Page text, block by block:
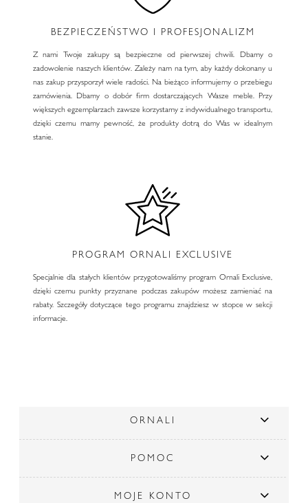
BEZPIECZEŃSTWO I PROFESJONALIZM
Z nami Twoje zakupy są bezpieczne od pierwszej chwili. Dbamy o
zadowolenie naszych klientów. Zależy nam na tym, aby każdy dokonany u
nas zakup przysporzył wiele radości. Na bieżąco informujemy o przebiegu
zamówienia. Dbamy o dobór firm dostarczających Wasze meble. Przy
większych egzemplarzach zawsze korzystamy z indywidualnego transportu,
dzięki czemu mamy pewność, że produkty dotrą do Was w idealnym
stanie.
PROGRAM ORNALI EXCLUSIVE
Specjalnie dla stałych klientów przygotowaliśmy program Ornali Exclusive,
dzięki czemu punkty przyznane podczas zakupów możesz zamieniać na
rabaty. Szczegóły dotyczące tego programu znajdziesz w stopce w sekcji
informacje.
ORNALI
POMOC
MOJE KONTO